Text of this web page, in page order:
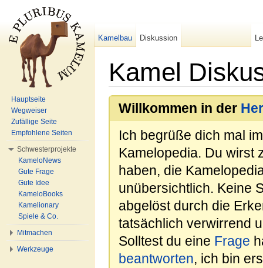
Kamel
Willkommen in der
Ich begrüße dich mal
Kamelopedia. Du wirst
haben, die
unübersichtlich. Keine
abgelöst durch die
tatsächlich verwirrend
Solltest du eine Frage
beantworten, ich bin
Kamelbau Diskussion
Hauptseite
Wegweiser
Zufällige Seite
Empfohlene Seiten
Schwesterprojekte
KameloNews
Gute Frage
Gute Idee
KameloBooks
Kamelionary
Spiele & Co.
Mitmachen
Werkzeuge